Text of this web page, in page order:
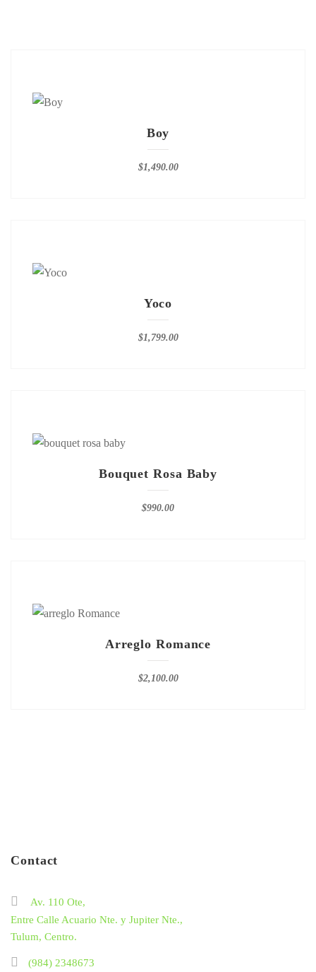
Boy
$1,490.00
Yoco
$1,799.00
Bouquet Rosa Baby
$990.00
Arreglo Romance
$2,100.00
Contact
Av. 110 Ote,
Entre Calle Acuario Nte. y Jupiter Nte.,
Tulum, Centro.
(984) 2348673